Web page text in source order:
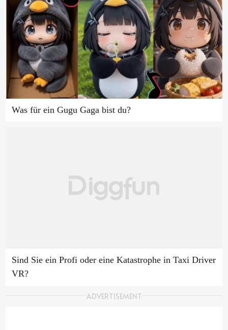
Was für ein Gugu Gaga bist du?
Sind Sie ein Profi oder eine Katastrophe in Taxi Driver
VR?
ADVERTISEMENT